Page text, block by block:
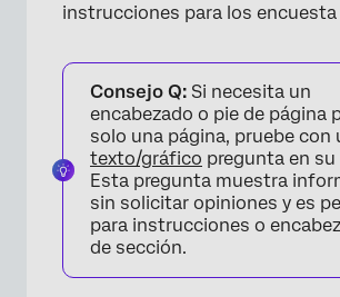
instrucciones para los encuesta
Consejo Q: Si necesita un
encabezado o pie de página
solo una página, pruebe con
texto/gráfico pregunta en su
Esta pregunta muestra
sin solicitar opiniones y es
para instrucciones o
de sección.